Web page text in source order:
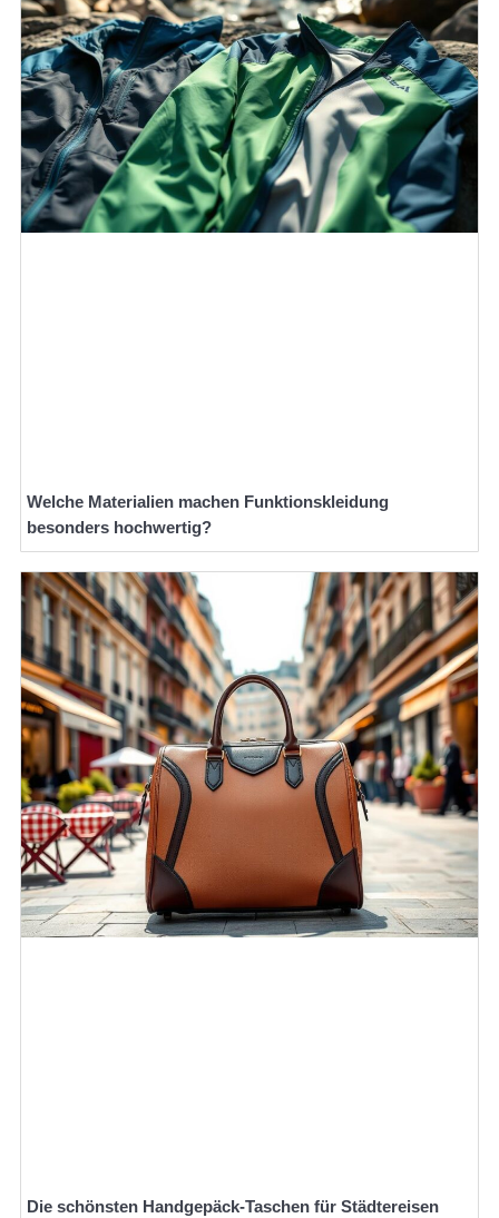
Welche Materialien machen Funktionskleidung
besonders hochwertig?
Die schönsten Handgepäck-Taschen für Städtereisen